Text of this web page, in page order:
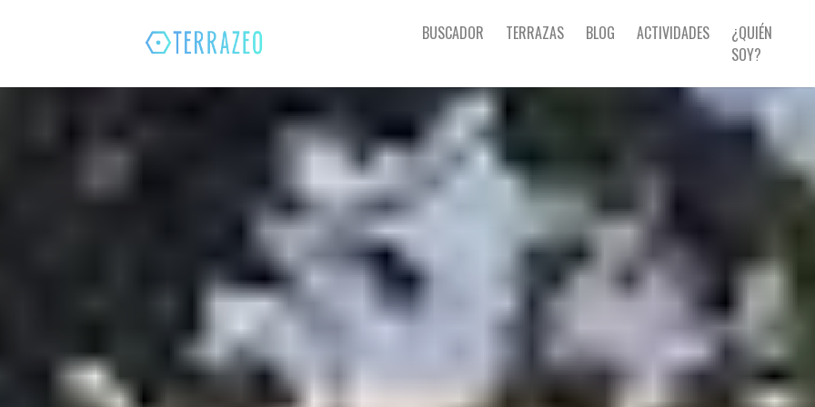
BUSCADOR TERRAZAS BLOG ACTIVIDADES
¿QUIÉN
SOY?